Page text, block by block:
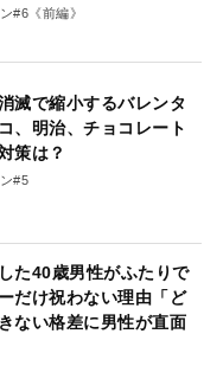
#6《前編》
滅で縮小するバレンタ
、明治、チョコレート
策は？
#5
た40歳男性がふたりで
だけ祝わない理由「ど
ない格差に男性が直面